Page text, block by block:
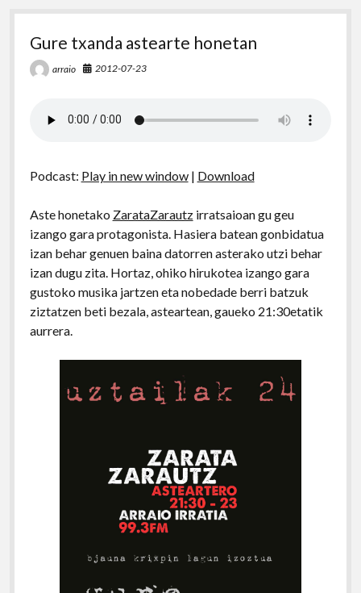
Gure txanda astearte honetan
arraio 2012-07-23
Podcast: Play in new window| Download
Aste honetako ZarataZarautzirratsaioan gu geu
izango gara protagonista. Hasiera batean gonbidatua
izan behar genuen baina datorren asterako utzi behar
izan dugu zita. Hortaz, ohiko hirukotea izango gara
gustoko musika jartzen eta nobedade berri batzuk
ziztatzen beti bezala, asteartean, gaueko 21:30etatik
aurrera.